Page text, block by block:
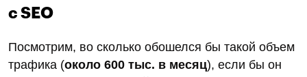
трафик, а компании прибыль!
бренда «Ёбидоёби» и специализируемся наSEO-
продвижении доставок еды . Поисковая